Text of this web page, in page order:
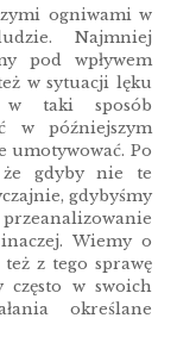
ogniwami w
Najmniej
pod wpływem
w sytuacji lęku
w taki sposób
w późniejszym
umotywować. Po
że gdyby nie te
gdybyśmy
Wiemy o
z tego sprawę
często w swoich
określane